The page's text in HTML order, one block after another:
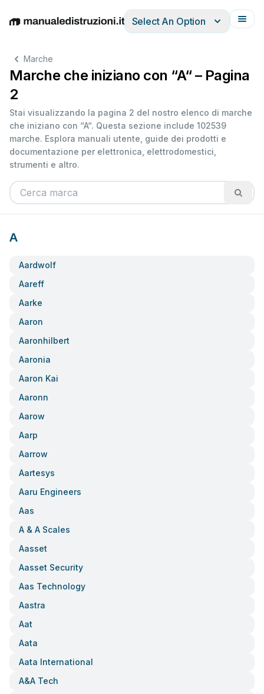
EnglishDeutschEspañolItalianoFrançais
Select An Option
Marche
Marche che iniziano con “A“ – Pagina
2
Stai visualizzando la pagina 2 del nostro elenco di marche
che iniziano con “A“. Questa sezione include 102539
marche. Esplora manuali utente, guide dei prodotti e
documentazione per elettronica, elettrodomestici,
strumenti e altro.
A
Aardwolf
Aareff
Aarke
Aaron
Aaronhilbert
Aaronia
Aaron Kai
Aaronn
Aarow
Aarp
Aarrow
Aartesys
Aaru Engineers
Aas
A & A Scales
Aasset
Aasset Security
Aas Technology
Aastra
Aat
Aata
Aata International
A&a Tech